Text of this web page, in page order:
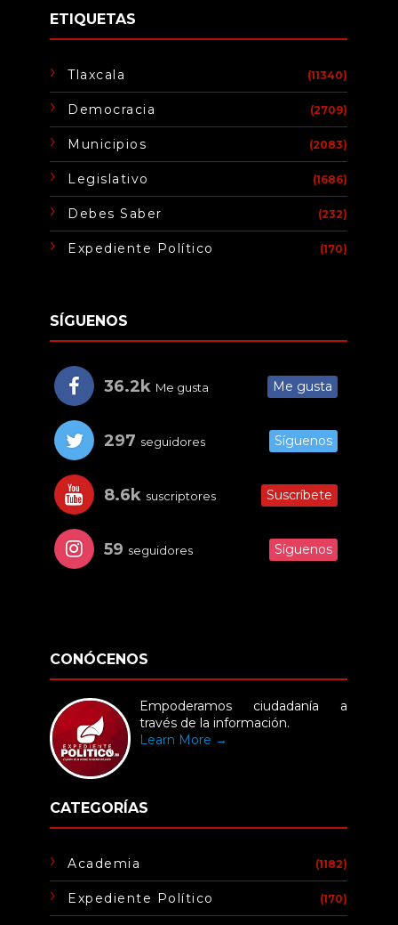
ETIQUETAS
Tlaxcala (11340)
Democracia (2709)
Municipios (2083)
Legislativo (1686)
Debes Saber (232)
Expediente Político (170)
SÍGUENOS
36.2k Me gusta Me gusta
297 seguidores Síguenos
8.6k suscriptores Suscríbete
59 seguidores Síguenos
CONÓCENOS
Empoderamos ciudadanía a
través de la información.
Learn More →
CATEGORÍAS
Academia (1182)
Expediente Político (170)